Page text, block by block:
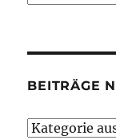
BEITRÄGE
Beiträge